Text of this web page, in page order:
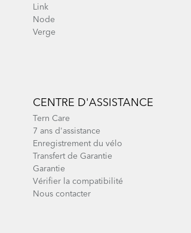
Link
Node
Verge
CENTRE D'ASSISTANCE
Tern Care
7 ans d'assistance
Enregistrement du vélo
Transfert de Garantie
Garantie
Vérifier la compatibilité
Nous contacter